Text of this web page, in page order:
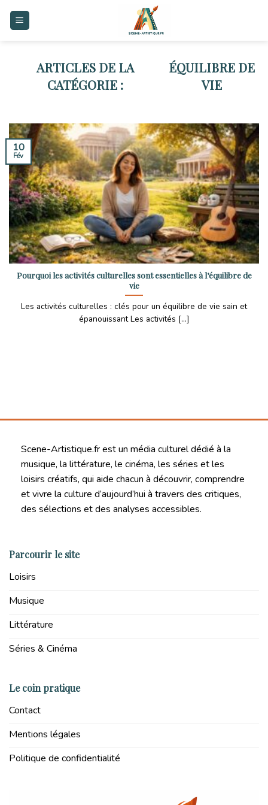
ÉQUILIBRE DE
VIE
Pourquoi les activités culturelles sont essentielles à l’équilibre de
vie
Les activités culturelles : clés pour un équilibre de vie sain et
épanouissant Les activités [...]
10
Fév
Scene-Artistique.fr est un média culturel dédié à la
musique, la littérature, le cinéma, les séries et les
loisirs créatifs, qui aide chacun à découvrir, comprendre
et vivre la culture d’aujourd’hui à travers des critiques,
des sélections et des analyses accessibles.
Parcourir le site
Loisirs
Musique
Littérature
Séries & Cinéma
Le coin pratique
Contact
Mentions légales
Politique de confidentialité